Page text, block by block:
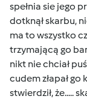
spełnia sie jego
dotknął skarbu,
ma to wszystko
trzymającą go
nikt nie chciał
cudem złapał
stwierdził, że.....